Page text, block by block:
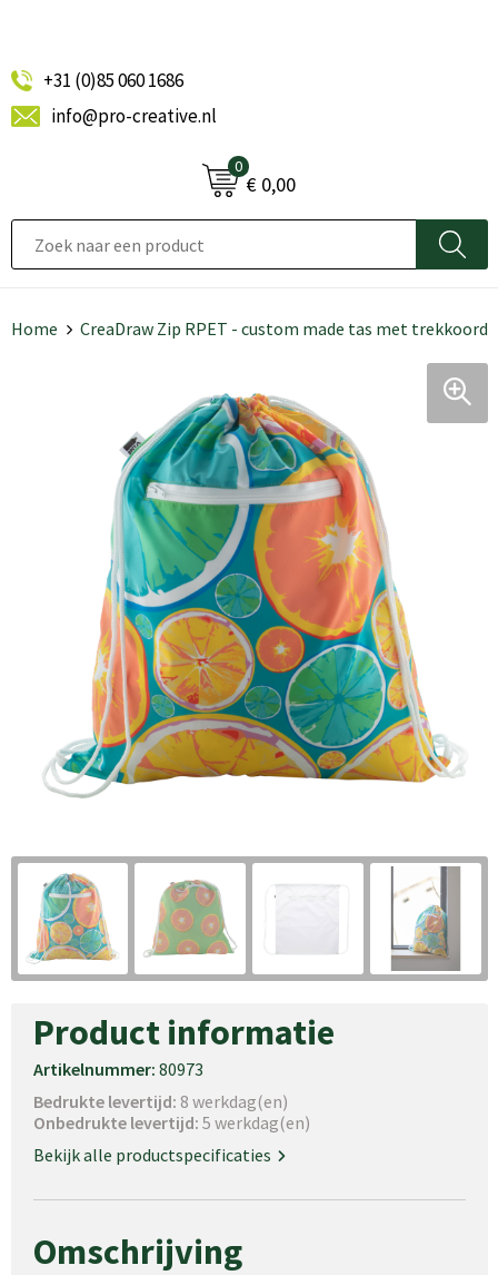
+31 (0)85 060 1686
info@pro-creative.nl
0
€ 0,00
Home CreaDraw Zip RPET - custom made tas met trekkoord
Product informatie
Artikelnummer: 80973
Bedrukte levertijd: 8 werkdag(en)
Onbedrukte levertijd: 5 werkdag(en)
Bekijk alle productspecificaties
Omschrijving